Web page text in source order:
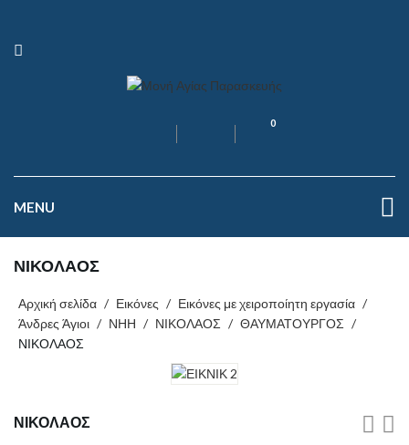
0
MENU
ΝΙΚΟΛΑΟΣ
Αρχική σελίδα / Εικόνες / Εικόνες με χειροποίητη εργασία /
Άνδρες Άγιοι / ΝΗΗ / ΝΙΚΟΛΑΟΣ / ΘΑΥΜΑΤΟΥΡΓΟΣ /
ΝΙΚΟΛΑΟΣ
ΝΙΚΟΛΑΟΣ